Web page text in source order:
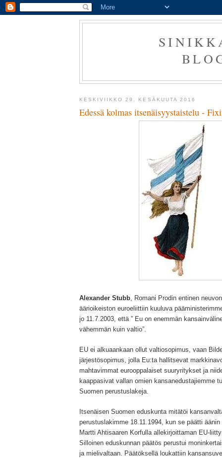
KESKIVIIKKO 29. KESÄKUUTA 2016
Edessä kolmas itsenäisyystaistelu -
Alexander Stubb, Romani Prodin entinen
äärioikeiston euroeliittiin kuuluva
jo 11.7.2003, että ” Eu on enemmän
vähemmän kuin valtio”.
EU ei alkuaankaan ollut valtiosopimus, vaan
järjestösopimus, jolla Eu:ta hallitsevat
mahtavimmat eurooppalaiset suuryritykset ja
kaappasivat vallan omien kansanedustajiemme
Suomen perustuslakeja.
Itsenäisen Suomen eduskunta mitätöi
perustuslakimme 18.11.1994, kun se päätti
Martti Ahtisaaren Korfulla allekirjoittaman EU-
Silloinen eduskunnan päätös perustui
ja mielivaltaan. Päätöksellä loukattiin